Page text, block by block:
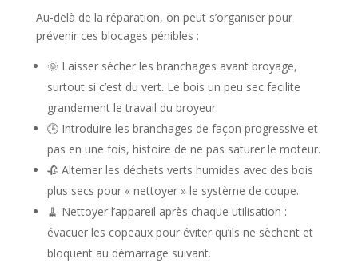
Au-delà de la réparation, on peut s’organiser pour
prévenir ces blocages pénibles :
🌞 Laisser sécher les branchages avant broyage,
surtout si c’est du vert. Le bois un peu sec facilite
grandement le travail du broyeur.
🕒 Introduire les branchages de façon progressive et
pas en une fois, histoire de ne pas saturer le moteur.
🥀 Alterner les déchets verts humides avec des bois
plus secs pour « nettoyer » le système de coupe.
🧹 Nettoyer l’appareil après chaque utilisation :
évacuer les copeaux pour éviter qu’ils ne sèchent et
bloquent au démarrage suivant.